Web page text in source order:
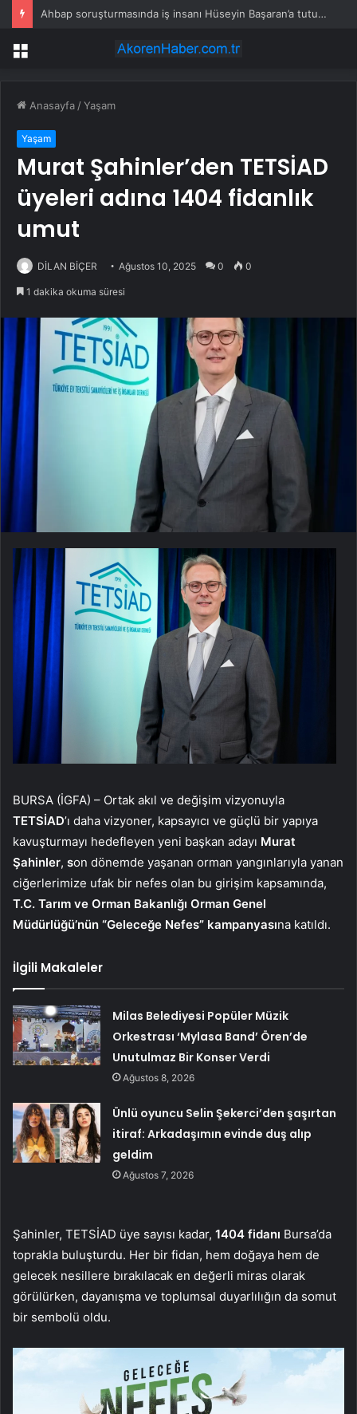
Ahbap soruşturmasında iş insanı Hüseyin Başaran’a tutuklama talebi
Menü
Anasayfa /Yaşam
Yaşam
Murat Şahinler’den TETSİAD
üyeleri adına 1404 fidanlık
umut
DİLAN BİÇER Ağustos 10, 2025 0 0
1 dakika okuma süresi
BURSA (İGFA) – Ortak akıl ve değişim vizyonuyla
TETSİAD’ı daha vizyoner, kapsayıcı ve güçlü bir yapıya
kavuşturmayı hedefleyen yeni başkan adayı Murat
Şahinler, son dönemde yaşanan orman yangınlarıyla yanan
ciğerlerimize ufak bir nefes olan bu girişim kapsamında,
T.C. Tarım ve Orman Bakanlığı Orman Genel
Müdürlüğü’nün “Geleceğe Nefes” kampanyasına katıldı.
İlgili Makaleler
Milas Belediyesi Popüler Müzik
Orkestrası ‘Mylasa Band’ Ören’de
Unutulmaz Bir Konser Verdi
Ağustos 8, 2026
Ünlü oyuncu Selin Şekerci’den şaşırtan
itiraf: Arkadaşımın evinde duş alıp
geldim
Ağustos 7, 2026
Şahinler, TETSİAD üye sayısı kadar, 1404 fidanı Bursa’da
toprakla buluşturdu. Her bir fidan, hem doğaya hem de
gelecek nesillere bırakılacak en değerli miras olarak
görülürken, dayanışma ve toplumsal duyarlılığın da somut
bir sembolü oldu.